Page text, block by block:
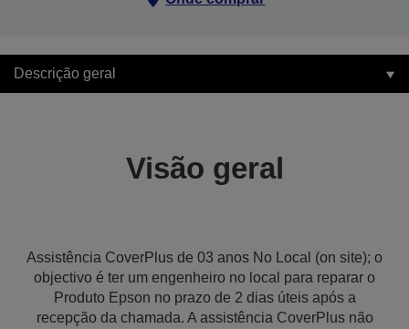
Descrição geral
Visão geral
Assistência CoverPlus de 03 anos No Local (on site); o
objectivo é ter um engenheiro no local para reparar o
Produto Epson no prazo de 2 dias úteis após a
recepção da chamada. A assistência CoverPlus não